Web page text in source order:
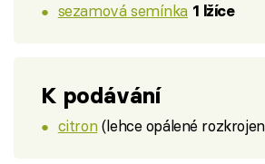
sezamová semínka 1 lžíce
K podávání
citron(lehce opálené